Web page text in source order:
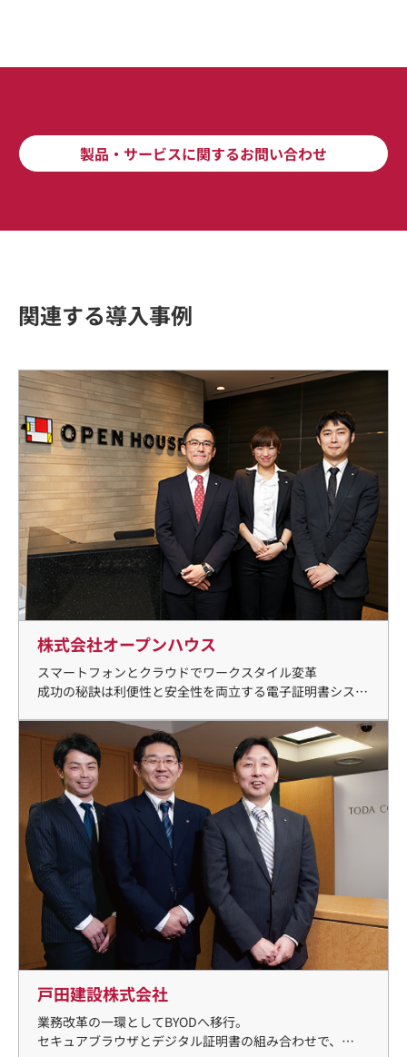
製品・サービスに関するお問い合わせ
関連する導入事例
株式会社オープンハウス
スマートフォンとクラウドでワークスタイル変革
成功の秘訣は利便性と安全性を両立する電子証明書システ
戸田建設株式会社
業務改革の一環としてBYODへ移行。
セキュアブラウザとデジタル証明書の組み合わせで、